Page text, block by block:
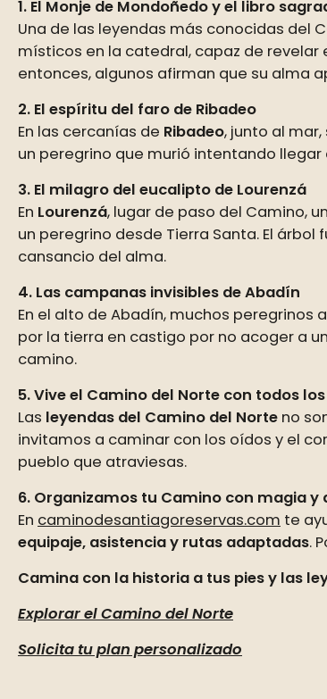
1. El Monje de Mondoñedo y el libro
Una de las leyendas más conocidas del
místicos en la catedral, capaz de revelar
entonces, algunos afirman que su alma
2. El espíritu del faro de Ribadeo
En las cercanías de Ribadeo, junto al
un peregrino que murió intentando
3. El milagro del eucalipto de Lourenzá
En Lourenzá, lugar de paso del Camino,
un peregrino desde Tierra Santa. El
cansancio del alma.
4. Las campanas invisibles de Abadín
En el alto de Abadín, muchos peregrinos
por la tierra en castigo por no acoger a
camino.
5. Vive el Camino del Norte con todos
Las leyendas del Camino del Norte no
invitamos a caminar con los oídos y el
pueblo que atraviesas.
6. Organizamos tu Camino con magia y
En caminodesantiagoreservas.com te
equipaje, asistencia y rutas adaptadas.
Camina con la historia a tus pies y las
Explorar el Camino del Norte
Solicita tu plan personalizado